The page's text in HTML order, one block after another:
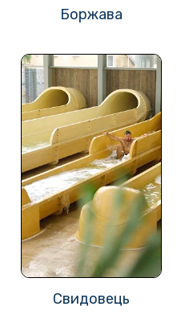
Боржава
Свидовець